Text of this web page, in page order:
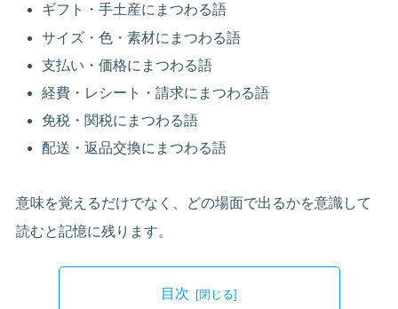
ギフト・手土産にまつわる語
サイズ・色・素材にまつわる語
支払い・価格にまつわる語
経費・レシート・請求にまつわる語
免税・関税にまつわる語
配送・返品交換にまつわる語
意味を覚えるだけでなく、どの場面で出るかを意識して
読むと記憶に残ります。
目次